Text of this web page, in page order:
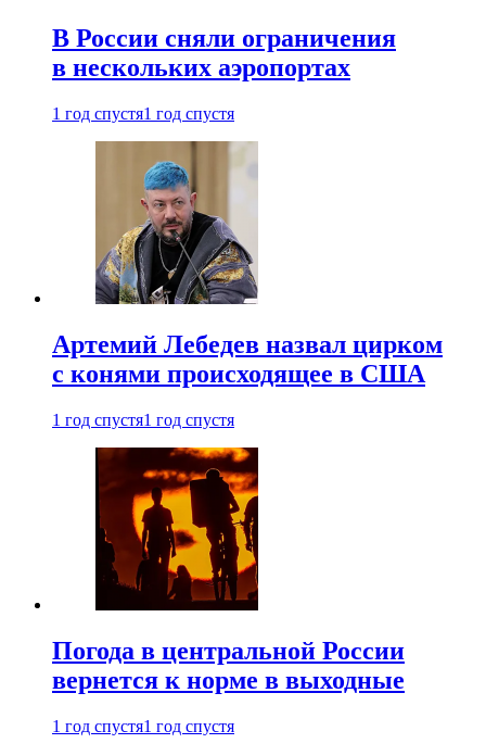
В России сняли ограничения
в нескольких аэропортах
1 год спустя1 год спустя
Артемий Лебедев назвал цирком
с конями происходящее в США
1 год спустя1 год спустя
Погода в центральной России
вернется к норме в выходные
1 год спустя1 год спустя